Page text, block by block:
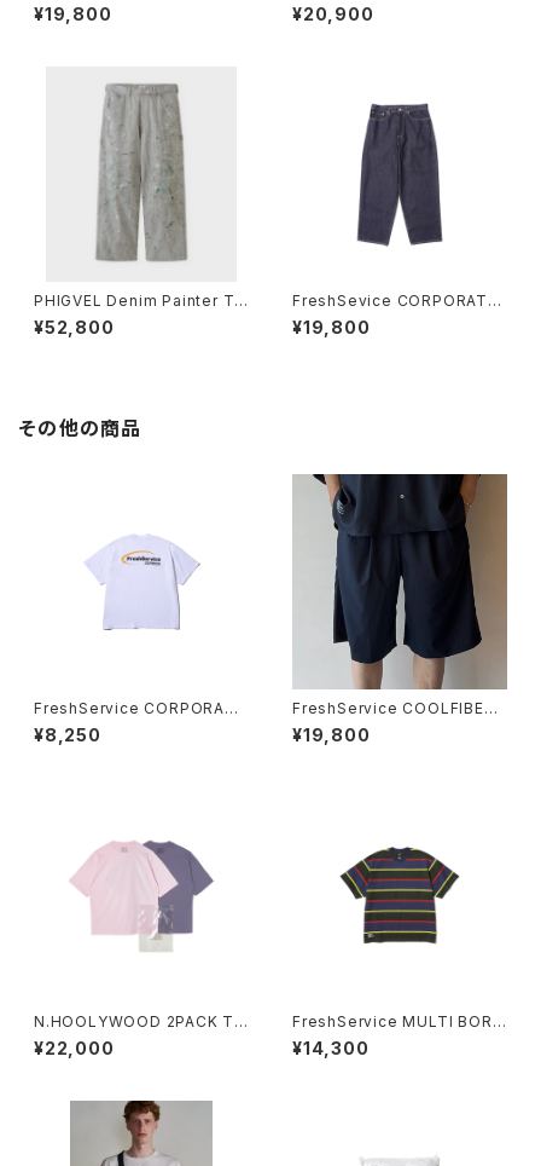
DENIM EASY PANTS(ONE
WASH)
¥19,800 TWO TUCK EASY PANTS
¥20,900
PHIGVEL Denim Painter Tr
ousers
¥52,800
FreshSevice CORPORATE
DENIM FIVE POCKET PANT
S
¥19,800
その他の商品
FreshService CORPORATE
PRINTED S/S TEE “DISPAT
CH”
¥8,250
FreshService COOLFIBER
TWO TUCK EASY SHORTS
¥19,800
N.HOOLYWOOD 2PACK T-
SHIRT
¥22,000
FreshService MULTI BORD
ER S/S TEE
¥14,300